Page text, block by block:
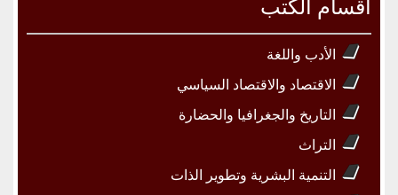
أقسام الكتب
الأدب واللغة
الاقتصاد والاقتصاد السياسي
التاريخ والجغرافيا والحضارة
التراث
التنمية البشرية وتطوير الذات